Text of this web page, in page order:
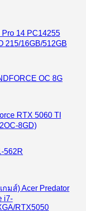
14 PC14255
215/16GB/512GB
RTX 5060 TI
8GD)
มส์) Acer Predator
i7-
RTX5050